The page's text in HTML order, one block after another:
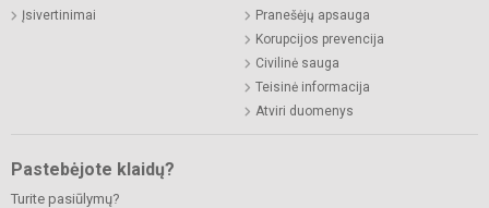
Įsivertinimai
Pranešėjų apsauga
Korupcijos prevencija
Civilinė sauga
Teisinė informacija
Atviri duomenys
Pastebėjote klaidų?
Turite pasiūlymų?